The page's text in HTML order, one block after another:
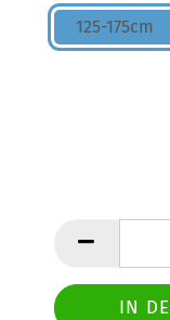
125-175cm